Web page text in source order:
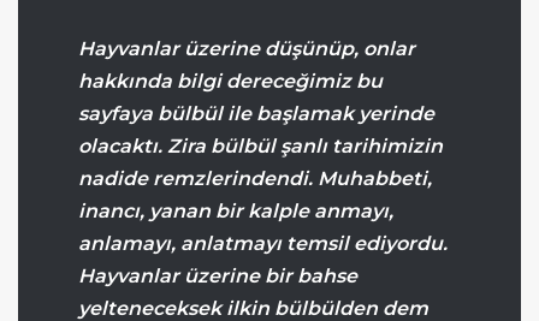
Hayvanlar üzerine düşünüp, onlar
hakkında bilgi dereceğimiz bu
sayfaya bülbül ile başlamak yerinde
olacaktı. Zira bülbül şanlı tarihimizin
nadide remzlerindendi. Muhabbeti,
inancı, yanan bir kalple anmayı,
anlamayı, anlatmayı temsil ediyordu.
Hayvanlar üzerine bir bahse
yelteneceksek ilkin bülbülden dem